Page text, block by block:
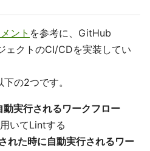
ント を参考に、GitHub
クトのCI/CDを実装してい
の2つです。
実行されるワークフロー
いてLintする
れた時に自動実行されるワー